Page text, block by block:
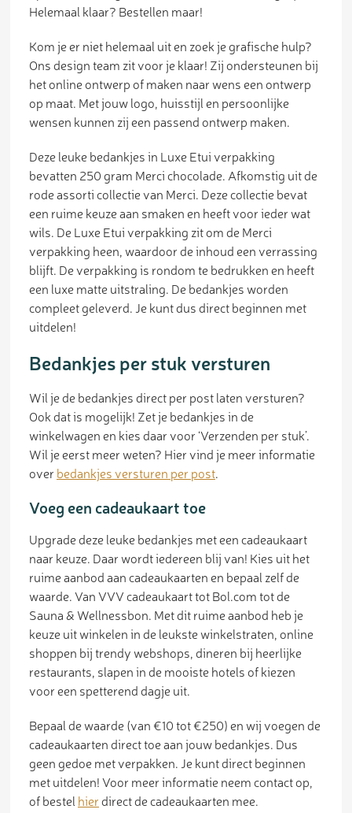
Helemaal klaar? Bestellen maar!
Kom je er niet helemaal uit en zoek je grafische hulp?
Ons design team zit voor je klaar! Zij ondersteunen bij
het online ontwerp of maken naar wens een ontwerp
op maat. Met jouw logo, huisstijl en persoonlijke
wensen kunnen zij een passend ontwerp maken.
Deze leuke bedankjes in Luxe Etui verpakking
bevatten 250 gram Merci chocolade. Afkomstig uit de
rode assorti collectie van Merci. Deze collectie bevat
een ruime keuze aan smaken en heeft voor ieder wat
wils. De Luxe Etui verpakking zit om de Merci
verpakking heen, waardoor de inhoud een verrassing
blijft. De verpakking is rondom te bedrukken en heeft
een luxe matte uitstraling. De bedankjes worden
compleet geleverd. Je kunt dus direct beginnen met
uitdelen!
Bedankjes per stuk versturen
Wil je de bedankjes direct per post laten versturen?
Ook dat is mogelijk! Zet je bedankjes in de
winkelwagen en kies daar voor ‘Verzenden per stuk’.
Wil je eerst meer weten? Hier vind je meer informatie
over bedankjes versturen per post.
Voeg een cadeaukaart toe
Upgrade deze leuke bedankjes met een cadeaukaart
naar keuze. Daar wordt iedereen blij van! Kies uit het
ruime aanbod aan cadeaukaarten en bepaal zelf de
waarde. Van VVV cadeaukaart tot Bol.com tot de
Sauna & Wellnessbon. Met dit ruime aanbod heb je
keuze uit winkelen in de leukste winkelstraten, online
shoppen bij trendy webshops, dineren bij heerlijke
restaurants, slapen in de mooiste hotels of kiezen
voor een spetterend dagje uit.
Bepaal de waarde (van €10 tot €250) en wij voegen de
cadeaukaarten direct toe aan jouw bedankjes. Dus
geen gedoe met verpakken. Je kunt direct beginnen
met uitdelen! Voor meer informatie neem contact op,
of bestel hierdirect de cadeaukaarten mee.